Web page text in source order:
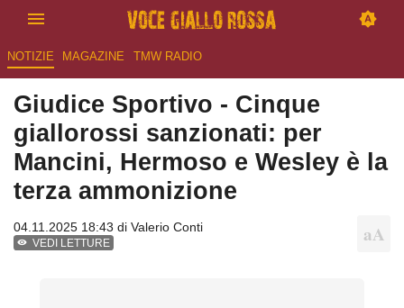
NOTIZIE MAGAZINE TMW RADIO
Giudice Sportivo - Cinque
giallorossi sanzionati: per
Mancini, Hermoso e Wesley è la
terza ammonizione
04.11.2025 18:43 di Valerio Conti
VEDI LETTURE